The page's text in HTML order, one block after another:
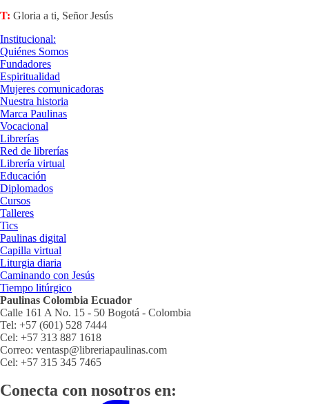
T: Gloria a ti, Señor Jesús
Institucional:
Quiénes Somos
Fundadores
Espiritualidad
Mujeres comunicadoras
Nuestra historia
Marca Paulinas
Vocacional
Librerías
Red de librerías
Librería virtual
Educación
Diplomados
Cursos
Talleres
Tics
Paulinas digital
Capilla virtual
Liturgia diaria
Caminando con Jesús
Tiempo litúrgico
Paulinas Colombia Ecuador
Calle 161 A No. 15 - 50 Bogotá - Colombia
Tel: +57 (601) 528 7444
Cel: +57 313 887 1618
Correo: ventasp@libreriapaulinas.com
Cel: +57 315 345 7465
Conecta con nosotros en: